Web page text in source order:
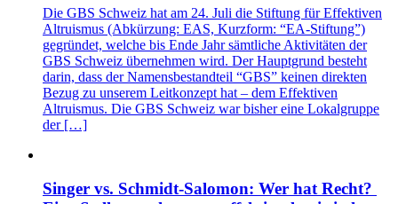
Die GBS Schweiz hat am 24. Juli die Stiftung für Effektiven
Altruismus (Abkürzung: EAS, Kurzform: “EA-Stiftung”)
gegründet, welche bis Ende Jahr sämtliche Aktivitäten der
GBS Schweiz übernehmen wird. Der Hauptgrund besteht
darin, dass der Namensbestandteil “GBS” keinen direkten
Bezug zu unserem Leitkonzept hat – dem Effektiven
Altruismus. Die GBS Schweiz war bisher eine Lokalgruppe
der […]
Singer vs. Schmidt-Salomon: Wer hat Recht?